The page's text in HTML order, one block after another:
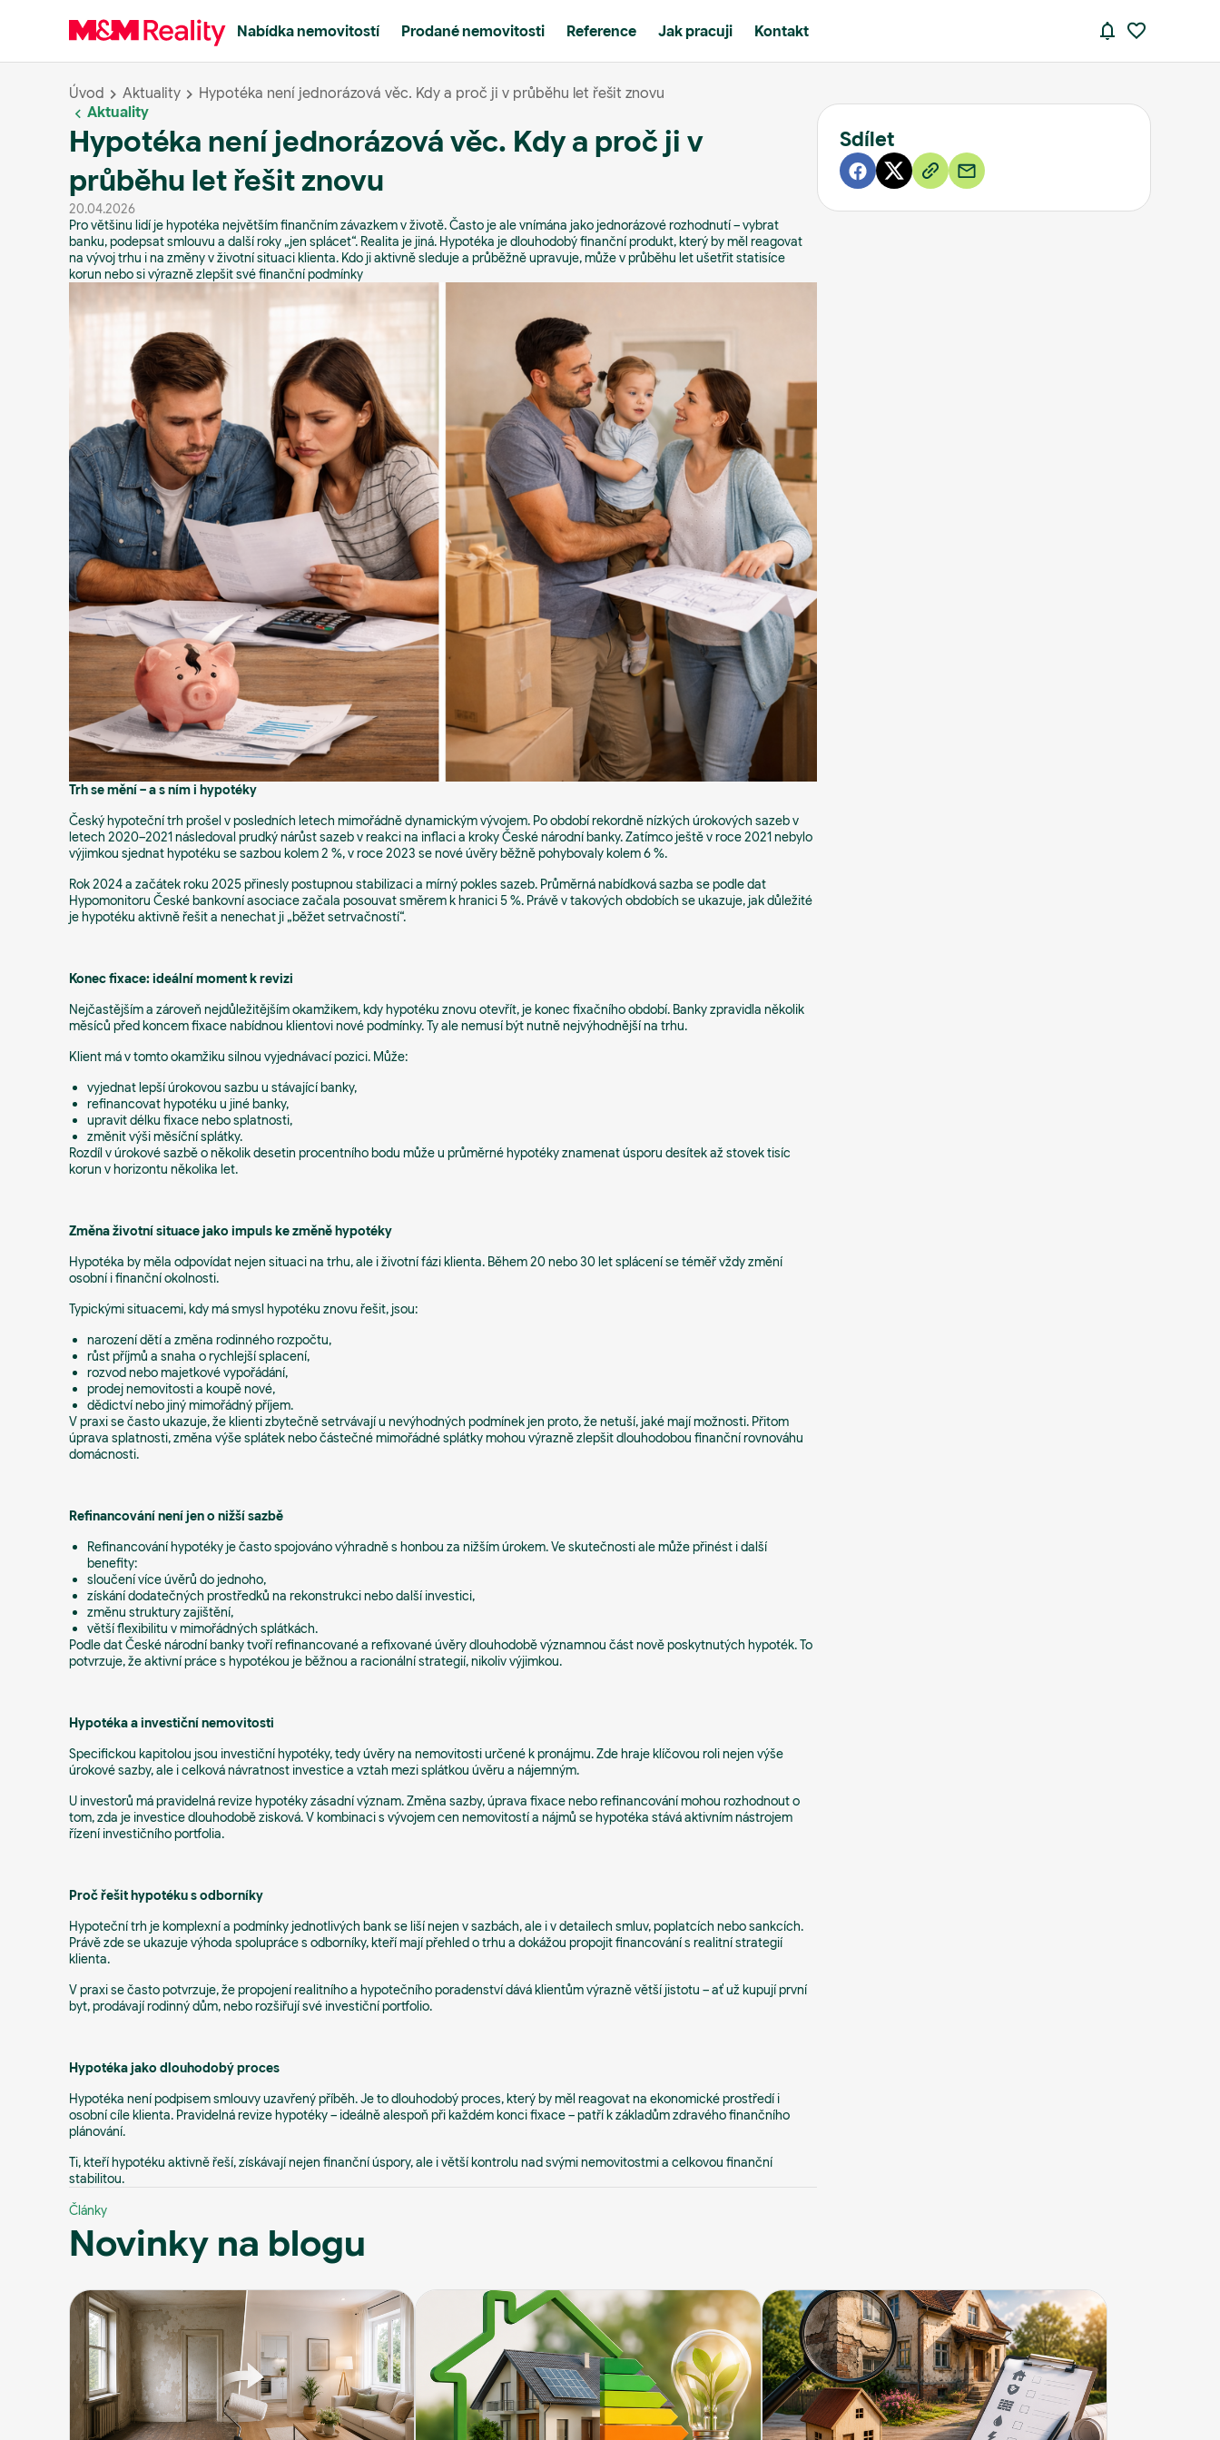
Nabídka nemovitostí Prodané nemovitosti Reference Jak pracuji Kontakt
Úvod Aktuality
Hypotéka není jednorázová věc. Kdy a proč ji v průběhu let řešit znovu
Aktuality
Hypotéka není jednorázová věc. Kdy a proč ji v
průběhu let řešit znovu
20.04.2026
Pro většinu lidí je hypotéka největším finančním závazkem v životě. Často je ale vnímána jako jednorázové rozhodnutí – vybrat
banku, podepsat smlouvu a další roky „jen splácet“. Realita je jiná. Hypotéka je dlouhodobý finanční produkt, který by měl reagovat
na vývoj trhu i na změny v životní situaci klienta. Kdo ji aktivně sleduje a průběžně upravuje, může v průběhu let ušetřit statisíce
korun nebo si výrazně zlepšit své finanční podmínky
Trh se mění – a s ním i hypotéky
Český hypoteční trh prošel v posledních letech mimořádně dynamickým vývojem. Po období rekordně nízkých úrokových sazeb v
letech 2020–2021 následoval prudký nárůst sazeb v reakci na inflaci a kroky České národní banky. Zatímco ještě v roce 2021 nebylo
výjimkou sjednat hypotéku se sazbou kolem 2 %, v roce 2023 se nové úvěry běžně pohybovaly kolem 6 %.
Rok 2024 a začátek roku 2025 přinesly postupnou stabilizaci a mírný pokles sazeb. Průměrná nabídková sazba se podle dat
Hypomonitoru České bankovní asociace začala posouvat směrem k hranici 5 %. Právě v takových obdobích se ukazuje, jak důležité
je hypotéku aktivně řešit a nenechat ji „běžet setrvačností“.
Konec fixace: ideální moment k revizi
Nejčastějším a zároveň nejdůležitějším okamžikem, kdy hypotéku znovu otevřít, je konec fixačního období. Banky zpravidla několik
měsíců před koncem fixace nabídnou klientovi nové podmínky. Ty ale nemusí být nutně nejvýhodnější na trhu.
Klient má v tomto okamžiku silnou vyjednávací pozici. Může:
vyjednat lepší úrokovou sazbu u stávající banky,
refinancovat hypotéku u jiné banky,
upravit délku fixace nebo splatnosti,
změnit výši měsíční splátky.
Rozdíl v úrokové sazbě o několik desetin procentního bodu může u průměrné hypotéky znamenat úsporu desítek až stovek tisíc
korun v horizontu několika let.
Změna životní situace jako impuls ke změně hypotéky
Hypotéka by měla odpovídat nejen situaci na trhu, ale i životní fázi klienta. Během 20 nebo 30 let splácení se téměř vždy změní
osobní i finanční okolnosti.
Typickými situacemi, kdy má smysl hypotéku znovu řešit, jsou:
narození dětí a změna rodinného rozpočtu,
růst příjmů a snaha o rychlejší splacení,
rozvod nebo majetkové vypořádání,
prodej nemovitosti a koupě nové,
dědictví nebo jiný mimořádný příjem.
V praxi se často ukazuje, že klienti zbytečně setrvávají u nevýhodných podmínek jen proto, že netuší, jaké mají možnosti. Přitom
úprava splatnosti, změna výše splátek nebo částečné mimořádné splátky mohou výrazně zlepšit dlouhodobou finanční rovnováhu
domácnosti.
Refinancování není jen o nižší sazbě
Refinancování hypotéky je často spojováno výhradně s honbou za nižším úrokem. Ve skutečnosti ale může přinést i další
benefity:
sloučení více úvěrů do jednoho,
získání dodatečných prostředků na rekonstrukci nebo další investici,
změnu struktury zajištění,
větší flexibilitu v mimořádných splátkách.
Podle dat České národní banky tvoří refinancované a refixované úvěry dlouhodobě významnou část nově poskytnutých hypoték. To
potvrzuje, že aktivní práce s hypotékou je běžnou a racionální strategií, nikoliv výjimkou.
Hypotéka a investiční nemovitosti
Specifickou kapitolou jsou investiční hypotéky, tedy úvěry na nemovitosti určené k pronájmu. Zde hraje klíčovou roli nejen výše
úrokové sazby, ale i celková návratnost investice a vztah mezi splátkou úvěru a nájemným.
U investorů má pravidelná revize hypotéky zásadní význam. Změna sazby, úprava fixace nebo refinancování mohou rozhodnout o
tom, zda je investice dlouhodobě zisková. V kombinaci s vývojem cen nemovitostí a nájmů se hypotéka stává aktivním nástrojem
řízení investičního portfolia.
Proč řešit hypotéku s odborníky
Hypoteční trh je komplexní a podmínky jednotlivých bank se liší nejen v sazbách, ale i v detailech smluv, poplatcích nebo sankcích.
Právě zde se ukazuje výhoda spolupráce s odborníky, kteří mají přehled o trhu a dokážou propojit financování s realitní strategií
klienta.
V praxi se často potvrzuje, že propojení realitního a hypotečního poradenství dává klientům výrazně větší jistotu – ať už kupují první
byt, prodávají rodinný dům, nebo rozšiřují své investiční portfolio.
Hypotéka jako dlouhodobý proces
Hypotéka není podpisem smlouvy uzavřený příběh. Je to dlouhodobý proces, který by měl reagovat na ekonomické prostředí i
osobní cíle klienta. Pravidelná revize hypotéky – ideálně alespoň při každém konci fixace – patří k základům zdravého finančního
plánování.
Ti, kteří hypotéku aktivně řeší, získávají nejen finanční úspory, ale i větší kontrolu nad svými nemovitostmi a celkovou finanční
stabilitou.
Články
Sdílet
Novinky na blogu